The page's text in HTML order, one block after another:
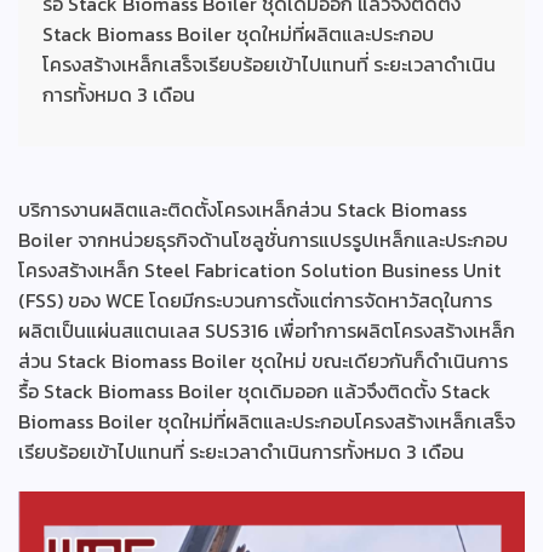
Stack Biomass Boiler ชุดใหม่ที่ผลิตและประกอบ
โครงสร้างเหล็กเสร็จเรียบร้อยเข้าไปแทนที่ ระยะเวลาดำเนิน
การทั้งหมด 3 เดือน
บริการงานผลิตและติดตั้งโครงเหล็กส่วน Stack Biomass
Boiler จากหน่วยธุรกิจด้านโซลูชั่นการแปรรูปเหล็กและประกอบ
โครงสร้างเหล็ก Steel Fabrication Solution Business Unit
(FSS) ของ WCE โดยมีกระบวนการตั้งแต่การจัดหาวัสดุในการ
ผลิตเป็นแผ่นสแตนเลส SUS316 เพื่อทำการผลิตโครงสร้างเหล็ก
ส่วน Stack Biomass Boiler ชุดใหม่ ขณะเดียวกันก็ดำเนินการ
รื้อ Stack Biomass Boiler ชุดเดิมออก แล้วจึงติดตั้ง Stack
Biomass Boiler ชุดใหม่ที่ผลิตและประกอบโครงสร้างเหล็กเสร็จ
เรียบร้อยเข้าไปแทนที่ ระยะเวลาดำเนินการทั้งหมด 3 เดือน